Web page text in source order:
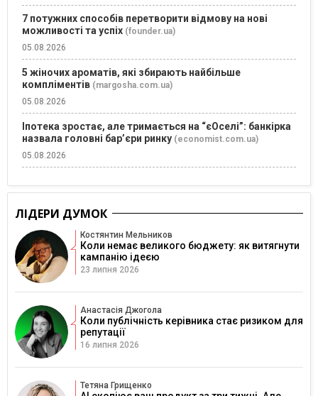
7 потужних способів перетворити відмову на нові
можливості та успіх (founder.ua)
05.08.2026
5 жіночих ароматів, які збирають найбільше
компліментів (margosha.com.ua)
05.08.2026
Іпотека зростає, але тримається на “єОселі”: банкірка
назвала головні бар’єри ринку (economist.com.ua)
05.08.2026
ЛІДЕРИ ДУМОК
Костянтин Мельников
Коли немає великого бюджету: як витягнути
кампанію ідеєю
23 липня 2026
Анастасія Джогола
Коли публічність керівника стає ризиком для
репутації
16 липня 2026
Тетяна Грищенко